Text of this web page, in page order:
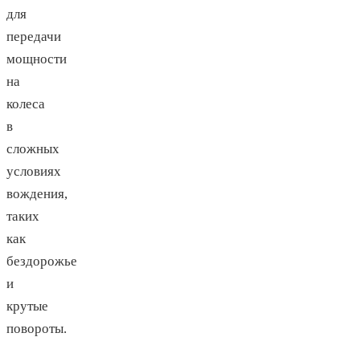
для
передачи
мощности
на
колеса
в
сложных
условиях
вождения,
таких
как
бездорожье
и
крутые
повороты.